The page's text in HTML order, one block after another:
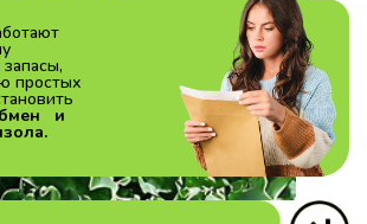
простых
и